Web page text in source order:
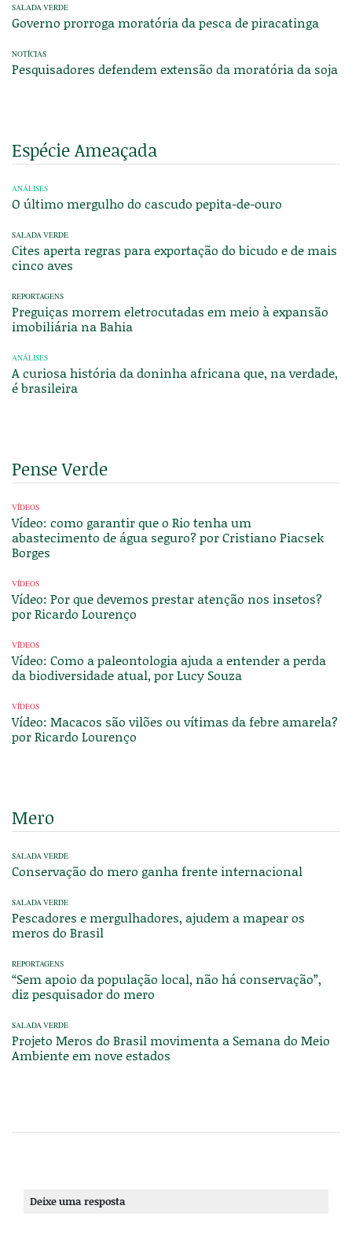
SALADA VERDE
Governo prorroga moratória da pesca de piracatinga
NOTÍCIAS
Pesquisadores defendem extensão da moratória da soja
Espécie Ameaçada
ANÁLISES
O último mergulho do cascudo pepita-de-ouro
SALADA VERDE
Cites aperta regras para exportação do bicudo e de mais
cinco aves
REPORTAGENS
Preguiças morrem eletrocutadas em meio à expansão
imobiliária na Bahia
ANÁLISES
A curiosa história da doninha africana que, na verdade,
é brasileira
Pense Verde
VÍDEOS
Vídeo: como garantir que o Rio tenha um
abastecimento de água seguro? por Cristiano Piacsek
Borges
VÍDEOS
Vídeo: Por que devemos prestar atenção nos insetos?
por Ricardo Lourenço
VÍDEOS
Vídeo: Como a paleontologia ajuda a entender a perda
da biodiversidade atual, por Lucy Souza
VÍDEOS
Vídeo: Macacos são vilões ou vítimas da febre amarela?
por Ricardo Lourenço
Mero
SALADA VERDE
Conservação do mero ganha frente internacional
SALADA VERDE
Pescadores e mergulhadores, ajudem a mapear os
meros do Brasil
REPORTAGENS
“Sem apoio da população local, não há conservação”,
diz pesquisador do mero
SALADA VERDE
Projeto Meros do Brasil movimenta a Semana do Meio
Ambiente em nove estados
Deixe uma resposta